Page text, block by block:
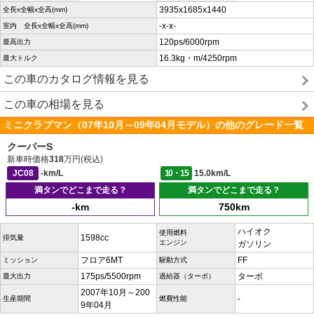
全長x全幅x全高(mm) 3935x1685x1440
室内 全長x全幅x全高(mm) -x-x-
最高出力 120ps/6000rpm
最大トルク 16.3kg・m/4250rpm
この車のカタログ情報を見る
この車の相場を見る
ミニクラブマン（07年10月～09年04月モデル）の他のグレード一覧
クーパーS
新車時価格318万円(税込)
JC08
-km/L 10・15
15.0km/L
満タンでどこまで走る？
-km
満タンでどこまで走る？
750km
排気量 1598cc
使用燃料
エンジン
ハイオク
ガソリン
ミッション フロア6MT 駆動方式 FF
最大出力 175ps/5500rpm 過給器（ターボ） ターボ
生産期間
2007年10月～200
9年04月
燃費性能 -